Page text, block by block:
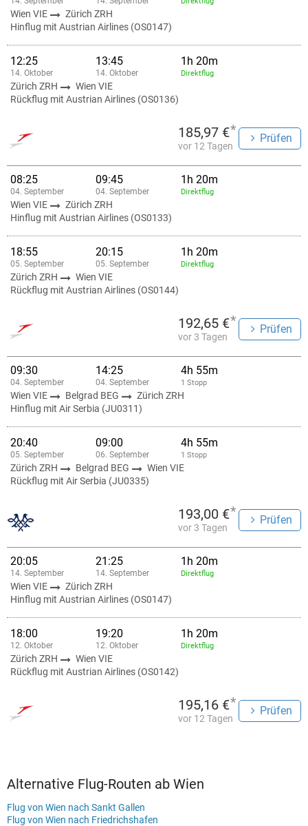
Wien VIE
Zürich ZRH
Hinflug mit Austrian Airlines (OS0147)
12:25
14. Oktober
13:45
14. Oktober
1h 20m
Direktflug
Zürich ZRH
Wien VIE
Rückflug mit Austrian Airlines (OS0136)
185,97 €*
vor 12 Tagen
Prüfen
08:25
04. September
09:45
04. September
1h 20m
Direktflug
Wien VIE
Zürich ZRH
Hinflug mit Austrian Airlines (OS0133)
18:55
05. September
20:15
05. September
1h 20m
Direktflug
Zürich ZRH
Wien VIE
Rückflug mit Austrian Airlines (OS0144)
192,65 €*
vor 3 Tagen
Prüfen
09:30
04. September
14:25
04. September
4h 55m
1 Stopp
Wien VIE Belgrad BEG
Zürich ZRH
Hinflug mit Air Serbia (JU0311)
20:40
05. September
09:00
06. September
4h 55m
1 Stopp
Zürich ZRH Belgrad BEG
Wien VIE
Rückflug mit Air Serbia (JU0335)
193,00 €*
vor 3 Tagen
Prüfen
20:05
14. September
21:25
14. September
1h 20m
Direktflug
Wien VIE
Zürich ZRH
Hinflug mit Austrian Airlines (OS0147)
18:00
12. Oktober
19:20
12. Oktober
1h 20m
Direktflug
Zürich ZRH
Wien VIE
Rückflug mit Austrian Airlines (OS0142)
195,16 €*
vor 12 Tagen
Prüfen
Alternative Flug-Routen ab Wien
Flug von Wien nach Sankt Gallen
Flug von Wien nach Friedrichshafen